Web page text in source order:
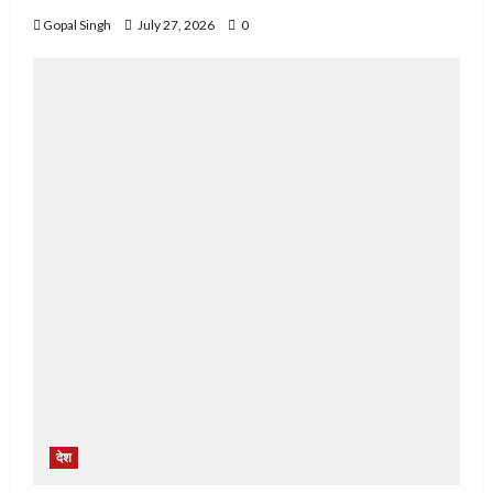
Gopal Singh July 27, 2026 0
देश